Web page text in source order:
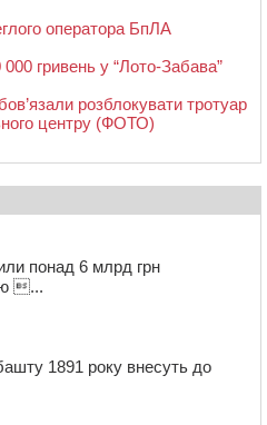
оператора БпЛА
гривень у “Лото-Забава”
розблокувати тротуар
центру (ФОТО)
понад 6 млрд грн
...
1891 року внесуть до